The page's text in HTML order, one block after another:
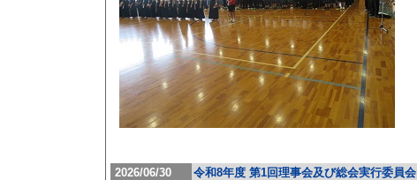
2026/06/30 令和8年度 第1回理事会及び総会実行委員会